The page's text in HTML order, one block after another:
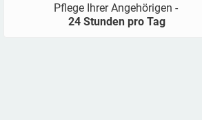
Pflege Ihrer Angehörigen -
24 Stunden pro Tag